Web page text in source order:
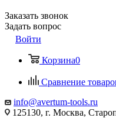
Заказать звонок
Задать вопрос
Войти
Корзина0
Сравнение
info@avertum-tools.ru
125130, г. Москва,